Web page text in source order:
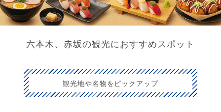
六本木、赤坂の観光におすすめスポット
観光地や名物をピックアップ